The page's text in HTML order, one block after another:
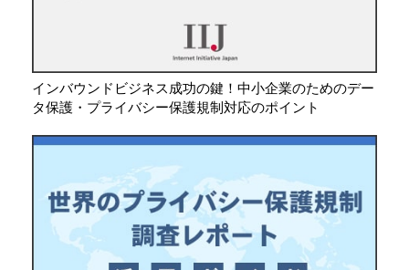
インバウンドビジネス成功の鍵！中小企業のためのデー
タ保護・プライバシー保護規制対応のポイント